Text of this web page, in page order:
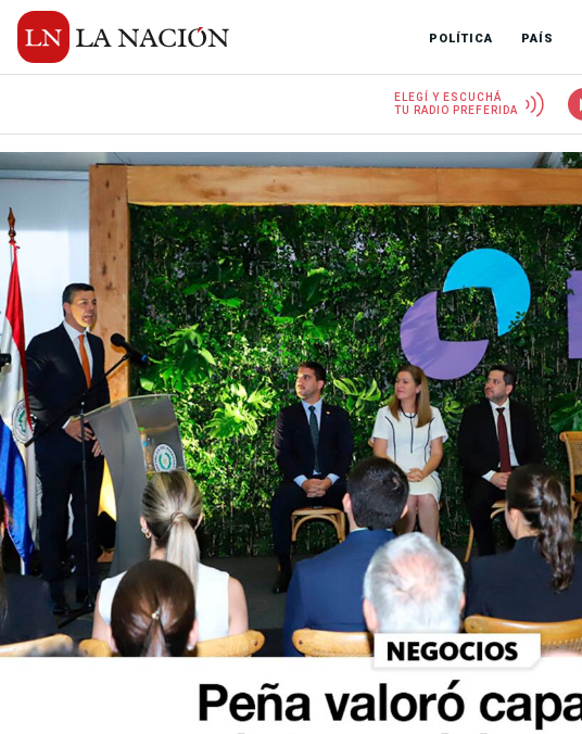
POLÍTICA PAÍS
ELEGÍ Y ESCUCHÁ
TU RADIO PREFERIDA